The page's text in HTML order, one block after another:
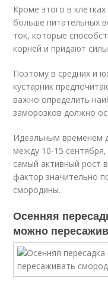
Кроме этого в
больше питательных
ток, которые
корней и придают
Поэтому в средних и
кустарник
важно определить
заморозков должно
Идеальным временем
между 10-15
самый активный рост
фактор значительно
смородины.
Осенняя
можно